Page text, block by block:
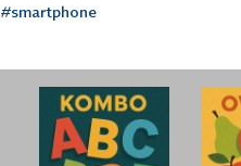
#smartphone